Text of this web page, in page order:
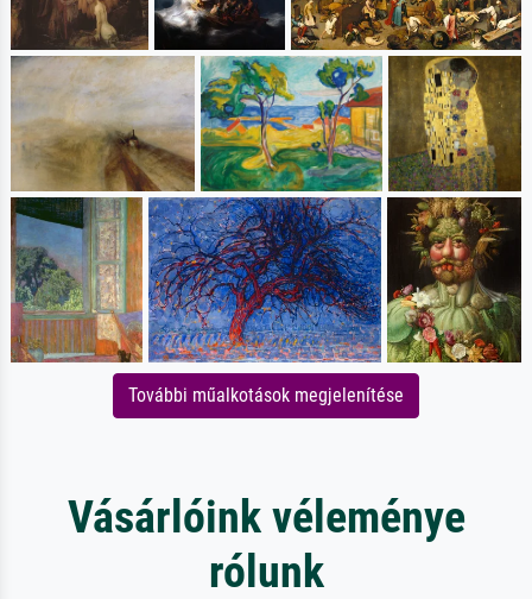
További műalkotások megjelenítése
Vásárlóink véleménye
rólunk